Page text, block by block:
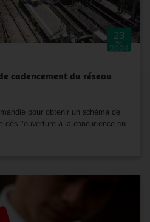
23
Sep
2024
cadencement du réseau
pour obtenir un schéma de
dès l’ouverture à la concurrence en